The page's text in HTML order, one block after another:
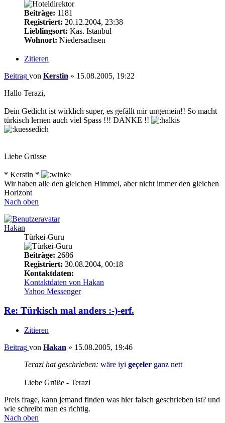
Beiträge: 1181
Registriert: 20.12.2004, 23:38
Lieblingsort: Kas. Istanbul
Wohnort: Niedersachsen
Zitieren
Beitrag von Kerstin » 15.08.2005, 19:22
Hallo Terazi,
Dein Gedicht ist wirklich super, es gefällt mir ungemein!! So macht
türkisch lernen auch viel Spass !!! DANKE !!
Liebe Grüsse
* Kerstin *
Wir haben alle den gleichen Himmel, aber nicht immer den gleichen
Horizont
Nach oben
Hakan
Türkei-Guru
Beiträge: 2686
Registriert: 30.08.2004, 00:18
Kontaktdaten:
Kontaktdaten von Hakan
Yahoo Messenger
Re: Türkisch mal anders :-)-erf.
Zitieren
Beitrag von Hakan » 15.08.2005, 19:46
Terazi hat geschrieben: wäre iyi geçeler ganz nett
Liebe Grüße - Terazi
Preis frage, kann jemand finden was hier falsch geschrieben ist? und
wie schreibt man es richtig.
Nach oben